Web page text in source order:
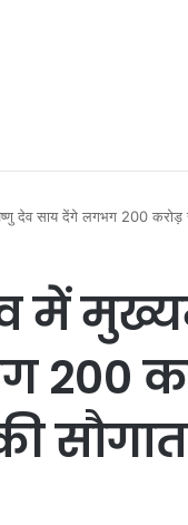
देव साय देंगे लगभग 200 करोड़
में
200